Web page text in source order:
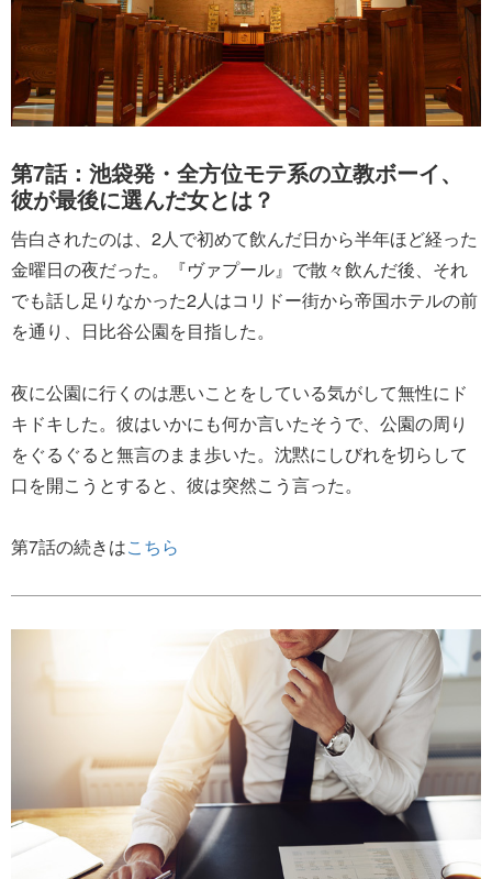
第7話：池袋発・全方位モテ系の立教ボーイ、
彼が最後に選んだ女とは？
告白されたのは、2人で初めて飲んだ日から半年ほど経った
金曜日の夜だった。『ヴァプール』で散々飲んだ後、それ
でも話し足りなかった2人はコリドー街から帝国ホテルの前
を通り、日比谷公園を目指した。
夜に公園に行くのは悪いことをしている気がして無性にド
キドキした。彼はいかにも何か言いたそうで、公園の周り
をぐるぐると無言のまま歩いた。沈黙にしびれを切らして
口を開こうとすると、彼は突然こう言った。
第7話の続きはこちら